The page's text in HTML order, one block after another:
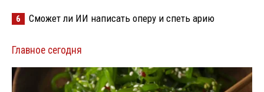
6 Сможет ли ИИ написать оперу и спеть арию
Главное сегодня